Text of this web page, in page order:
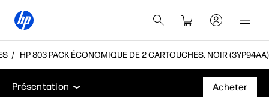
HP 803 PACK ÉCONOMIQUE DE 2 CARTOUCHES, NOIR (3YP94AA)
Présentation
Assistance
Présentation
Acheter